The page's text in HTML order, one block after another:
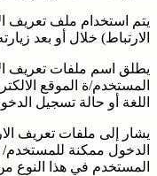
يتم استخدام ملف تعريف
الارتباط) خلال أو بعد
يطلق اسم ملفات تعريف
المستخدم/ة الموقع
اللغة أو حالة تسجيل
يشار إلى ملفات تعريف
الدخول ممكنة للمستخدم/
المستخدم في هذا النوع